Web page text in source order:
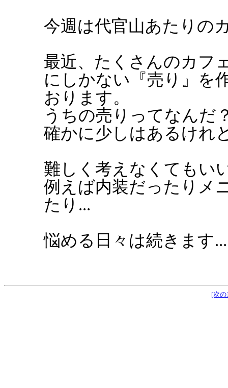
今週は代官山あたりの
最近、たくさんのカフ
にしかない『売り』を
おります。
うちの売りってなんだ
確かに少しはあるけれ
難しく考えなくてもい
例えば内装だったりメ
たり...
悩める日々は続きます
[次